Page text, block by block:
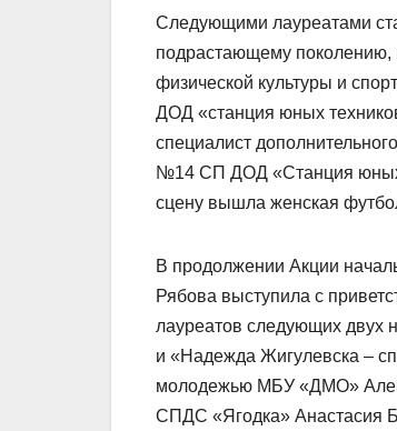
Следующими лауреатами
подрастающему поколению,
физической культуры и
ДОД «станция юных
специалист
№14 СП ДОД «Станция юных
сцену вышла женская
В продолжении Акции
Рябова выступила с
лауреатов следующих двух
и «Надежда Жигулевска –
молодежью МБУ «ДМО»
СПДС «Ягодка» Анастасия